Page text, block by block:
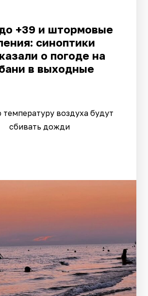
+39 и штормовые
синоптики
о погоде на
в выходные
воздуха будут
сбивать дожди